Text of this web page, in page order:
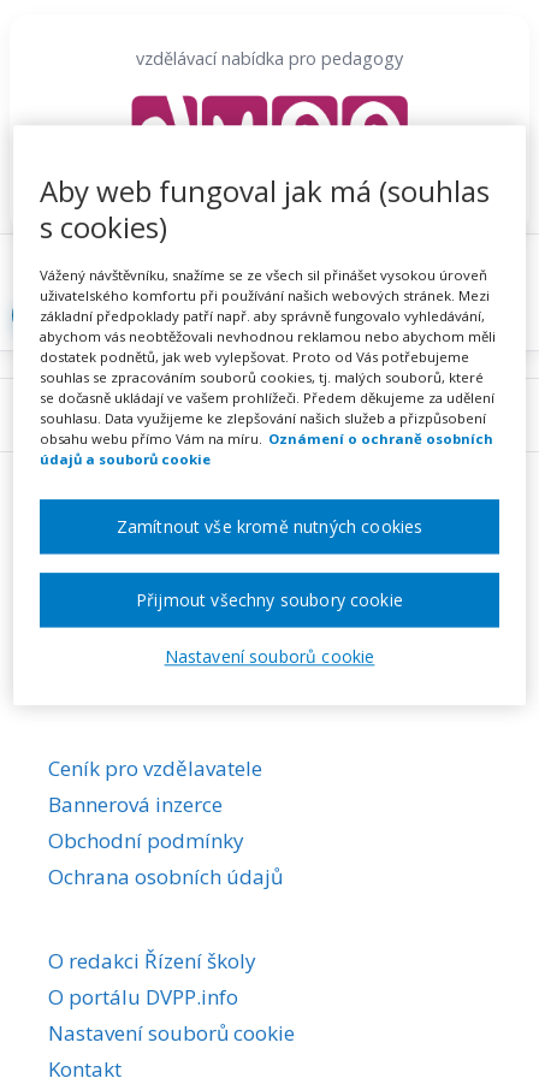
vzdělávací nabídka pro pedagogy
Proč se registrovat Hlídací sojka
Registrace
Přihlásit
Požadovaná akce nebyla nalezena.
Menu
Ceník pro vzdělavatele
Bannerová inzerce
Obchodní podmínky
Ochrana osobních údajů
O redakci Řízení školy
O portálu DVPP.info
Nastavení souborů cookie
Kontakt
Aby web fungoval jak má (souhlas
s cookies)
Vážený návštěvníku, snažíme se ze všech sil přinášet vysokou úroveň
uživatelského komfortu při používání našich webových stránek. Mezi
základní předpoklady patří např. aby správně fungovalo vyhledávání,
abychom vás neobtěžovali nevhodnou reklamou nebo abychom měli
dostatek podnětů, jak web vylepšovat. Proto od Vás potřebujeme
souhlas se zpracováním souborů cookies, tj. malých souborů, které
se dočasně ukládají ve vašem prohlížeči. Předem děkujeme za udělení
souhlasu. Data využijeme ke zlepšování našich služeb a přizpůsobení
obsahu webu přímo Vám na míru. Oznámení o ochraně osobních
údajů a souborů cookie
Nastavení souborů cookie
Zamítnout vše kromě nutných cookies
Přijmout všechny soubory cookie